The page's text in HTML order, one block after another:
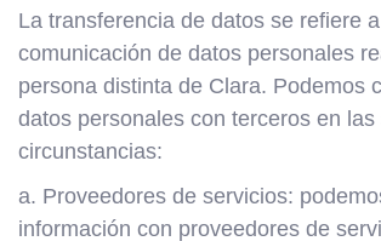
La transferencia de datos se refiere
comunicación de datos personales
persona distinta de Clara. Podemos
datos personales con terceros en
circunstancias:
a. Proveedores de servicios:
información con proveedores de